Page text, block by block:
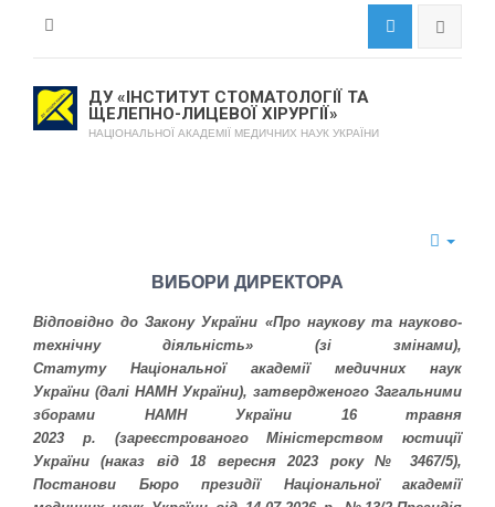
ДУ «ІНСТИТУТ СТОМАТОЛОГІЇ ТА
ЩЕЛЕПНО-ЛИЦЕВОЇ ХІРУРГІЇ»
НАЦІОНАЛЬНОЇ АКАДЕМІЇ МЕДИЧНИХ НАУК УКРАЇНИ
ВИБОРИ ДИРЕКТОРА
Відповідно до Закону України «Про наукову та науково-
технічну діяльність» (зі змінами),
Статуту Національної академії медичних наук
України (далі НАМН України), затвердженого Загальними
зборами НАМН України 16 травня
2023 р. (зареєстрованого Міністерством юстиції
України (наказ від 18 вересня 2023 року № 3467/5),
Постанови Бюро президії Національної академії